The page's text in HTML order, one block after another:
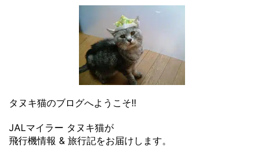
タヌキ猫のブログへようこそ!!
JALマイラー タヌキ猫が
飛行機情報 & 旅行記をお届けします。